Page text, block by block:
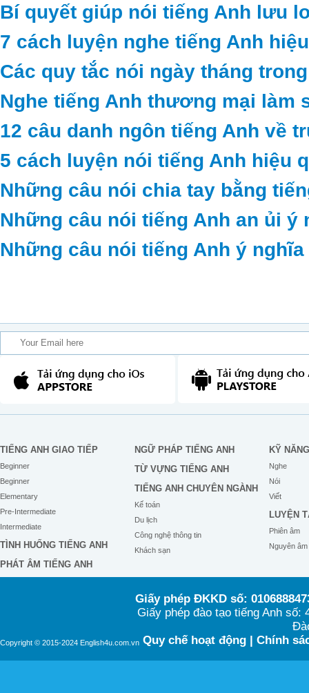
Bí quyết giúp nói tiếng Anh lưu
7 cách luyện nghe tiếng Anh
Các quy tắc nói ngày tháng
Nghe tiếng Anh thương mại làm
12 câu danh ngôn tiếng Anh về
5 cách luyện nói tiếng Anh hiệu
Những câu nói chia tay bằng
Những câu nói tiếng Anh an ủi ý
Những câu nói tiếng Anh ý
TIẾNG ANH GIAO TIẾP
Beginner
Beginner
Elementary
Pre-Intermediate
Intermediate
TÌNH HUỐNG TIẾNG ANH
PHÁT ÂM TIẾNG ANH
NGỮ PHÁP TIẾNG ANH
TỪ VỰNG TIẾNG ANH
TIẾNG ANH CHUYÊN NGÀNH
Kế toán
Du lịch
Công nghệ thông tin
Khách sạn
KỸ NĂNG
Nghe
Nói
Viết
LUYỆN
Phiên âm
Nguyên âm
Copyright © 2015-2024 English4u.com.vn
Giấy phép ĐKKD số:
Giấy phép đào tạo tiếng Anh
Quy chế hoạt động| Chính